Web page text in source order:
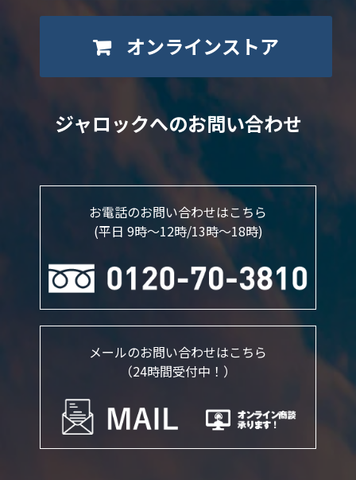
オンラインストア
ジャロックへのお問い合わせ
お電話のお問い合わせはこちら
(平日 9時～12時/13時〜18時)
メールのお問い合わせはこちら
（24時間受付中！）